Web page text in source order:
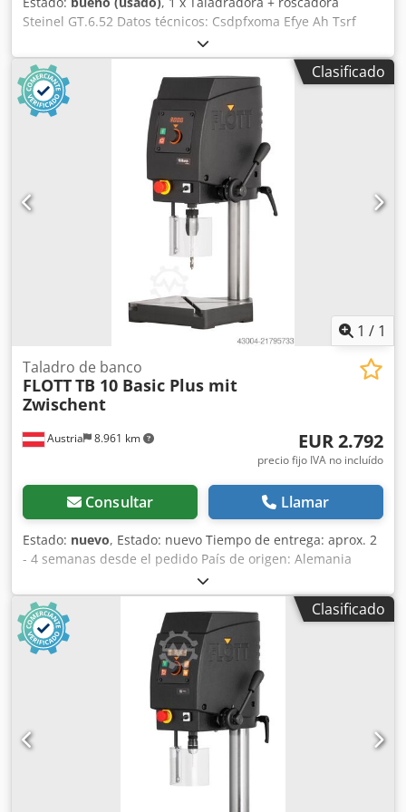
Steinel GT.6.52 Datos técnicos: Csdpfxoma Efye Ah Tsrf
Velocidades: 500/630/1000/1250 rpm Potencia en acero: M
6 Diámetro máx.de sujeción pinza: 10 mm La máquina
puede inspeccionarse bajo tensión.
Clasificado
1 / 1
Austria 8.961 km
Taladro de banco
FLOTTTB 10 Basic Plus mit
Zwischent
EUR 2.792
precio fijo IVA no incluído
Consultar Llamar
Estado: nuevo, Estado: nuevo Tiempo de entrega: aprox. 2
- 4 semanas desde el pedido País de origen: Alemania
Precio: 2.792,28 € Capacidad de taladrado en acero
estructural: 10 mm Portabrocas: B 16 Recorrido: 220 mm
Velocidades de giro: 250 - 3000 rpm Motor: 0,45 kW
Longitud: 320 mm Ancho: 520 mm Altura: 820 mm Peso: 44
kg Recorrido de la caña: 60 mm Distancia husillo - base:
140 - 315 mm Mesa: 300 x 250 mm Diámetro de columna:
70 mm Capacidad de taladrado permanente/normal 10/12
mm (en E335/ST60) Capota de rotación robusta, de alta
calidad e inclinada para una fácil lectura de la velocidad
Iluminación LED Tope de profundidad de taladrado de
velocidad mediante mando central Pulsador de paro de
Clasificado